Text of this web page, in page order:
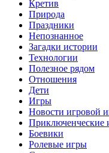
Кретив
Природа
Праздники
Непознанное
Загадки истории
Технологии
Полезное рядом
Отношения
Дети
Игры
Новости игровой
Приключенческие
Боевики
Ролевые игры